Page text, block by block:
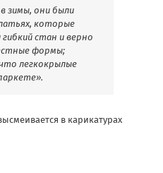
зимы, они были
которые
стан и верно
формы;
легкокрылые
в карикатурах